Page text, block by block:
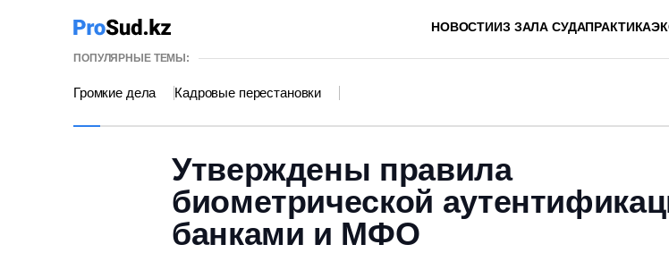
НОВОСТИИЗ ЗАЛА СУДАПРАКТИКА
ПОПУЛЯРНЫЕ ТЕМЫ:
Громкие дела Кадровые перестановки
Утверждены правила
биометрической
банками и МФО